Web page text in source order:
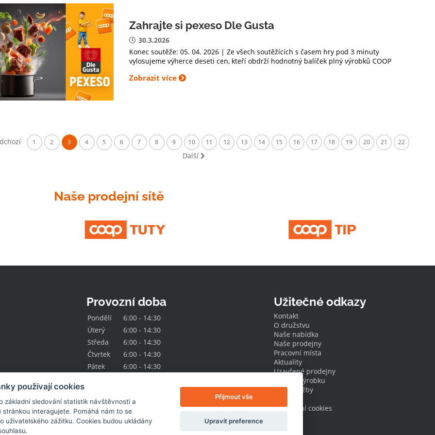
Zahrajte si pexeso Dle Gusta
30.3.2026
Konec soutěže: 05. 04. 2026 | Ze všech soutěžících s časem hry pod 3 minuty
vylosujeme výherce deseti cen, kteří obdrží hodnotný balíček plný výrobků COOP
Zobrazit více
1 2 3 4 5 6 7 8 9 10 11 12 13 14 15 16 17 18 19 20 21 22
Další
Naše prodejní sítě
Provozní doba
Pondělí
6:00 - 14:30
Úterý
6:00 - 14:30
Středa
6:00 - 14:30
Čtvrtek
6:00 - 14:30
Pátek
6:00 - 14:30
Užitečné odkazy
Kontakt
O družstvu
Naše nabídka
Naše prodejny
Pracovní místa
Aktuality
Uzavřené prodejny
Stažení výrobku
Naše služby
Nastavení cookies
© 2026
používají cookies
základní sledování statistik návštěvnosti a
interagujete. Pomáhá nám to se
uživatelského zážitku. Cookies budou ukládány
Přijmout vše
Upravit preference